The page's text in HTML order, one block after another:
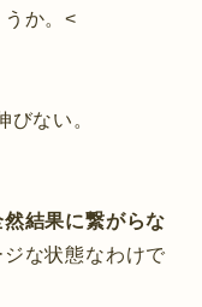
か。<
ない。
然結果に繋がらな
な状態なわけで